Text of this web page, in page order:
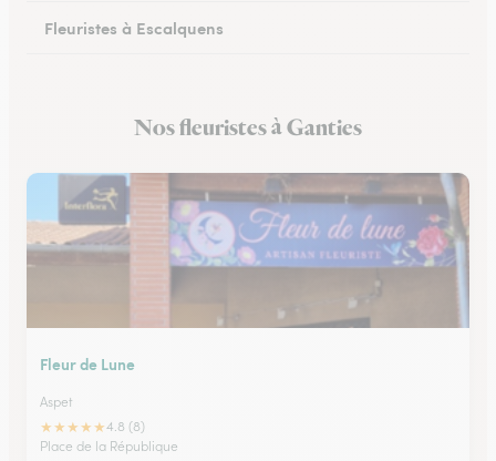
Fleuristes à Escalquens
Fleuristes à ColomiersNos fleuristes à Ganties
Fleur de Lune
Aspet
★★★★★4.8 (8)
Place de la République